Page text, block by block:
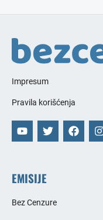
Impresum
Pravila korišćenja
EMISIJE
Bez Cenzure